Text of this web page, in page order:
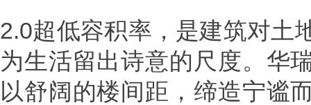
2.0超低容积率，是建筑对土
为生活留出诗意的尺度。华
以舒阔的楼间距，缔造宁谧